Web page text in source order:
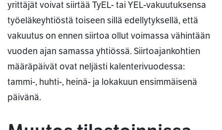
yrittäjät voivat siirtää TyEL- tai YEL-vakuutuksensa
työeläkeyhtiöstä toiseen sillä edellytyksellä, että
vakuutus on ennen siirtoa ollut voimassa vähintään
vuoden ajan samassa yhtiössä. Siirtoajankohtien
määräpäivät ovat neljästi kalenterivuodessa:
tammi-, huhti-, heinä- ja lokakuun ensimmäisenä
päivänä.